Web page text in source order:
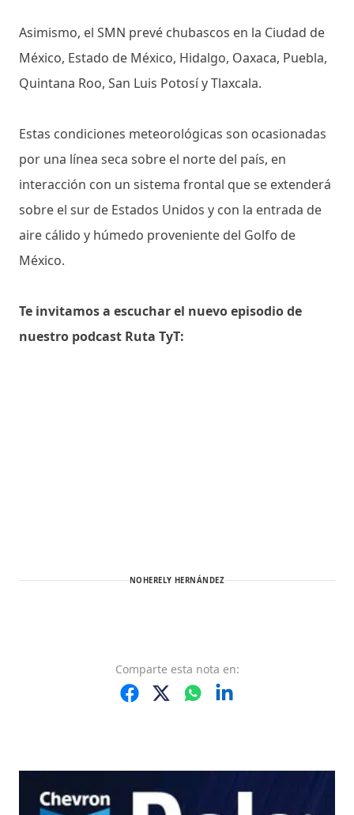
Asimismo, el SMN prevé chubascos en la Ciudad de
México, Estado de México, Hidalgo, Oaxaca, Puebla,
Quintana Roo, San Luis Potosí y Tlaxcala.
Estas condiciones meteorológicas son ocasionadas
por una línea seca sobre el norte del país, en
interacción con un sistema frontal que se extenderá
sobre el sur de Estados Unidos y con la entrada de
aire cálido y húmedo proveniente del Golfo de
México.
Te invitamos a escuchar el nuevo episodio de
nuestro podcast Ruta TyT:
NOHERELY HERNÁNDEZ
Comparte esta nota en: